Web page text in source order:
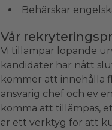
Behärskar
Vår
Vi tillämpar löpande
kandidater har nått
kommer att innehålla
ansvarig chef och ev
komma att tillämpas,
är ett verktyg för att